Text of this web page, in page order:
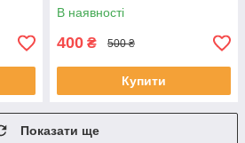
В наявності
400 ₴ 500 ₴
Купити
Показати ще